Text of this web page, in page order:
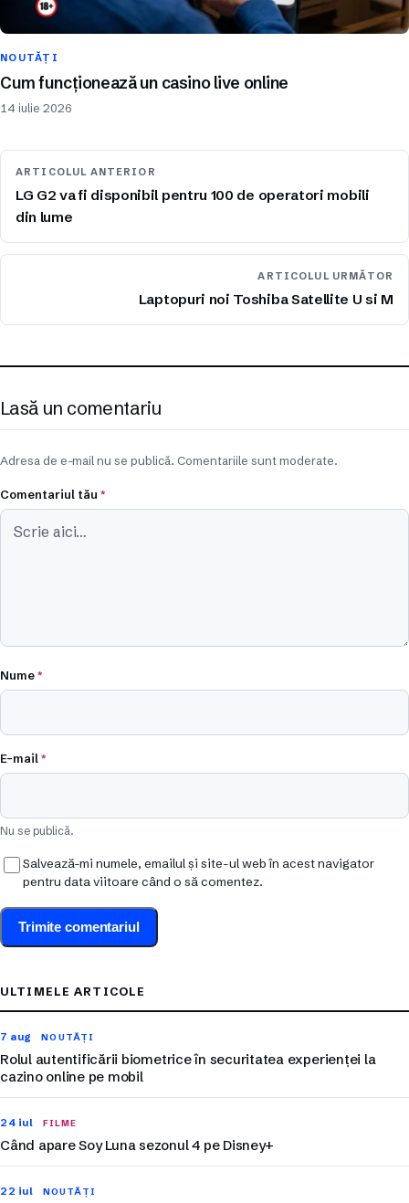
NOUTĂȚI
Cum funcționează un casino live online
14 iulie 2026
ARTICOLUL ANTERIOR
LG G2 va fi disponibil pentru 100 de operatori mobili
din lume
ARTICOLUL URMĂTOR
Laptopuri noi Toshiba Satellite U si M
Lasă un comentariu
Adresa de e-mail nu se publică. Comentariile sunt moderate.
Comentariul tău *
Nume*
E-mail*
Nu se publică.
Salvează-mi numele, emailul și site-ul web în acest navigator
pentru data viitoare când o să comentez.
ULTIMELE ARTICOLE
7 aug NOUTĂȚI
Rolul autentificării biometrice în securitatea experienței la
cazino online pe mobil
24 iul FILME
Când apare Soy Luna sezonul 4 pe Disney+
22 iul NOUTĂȚI